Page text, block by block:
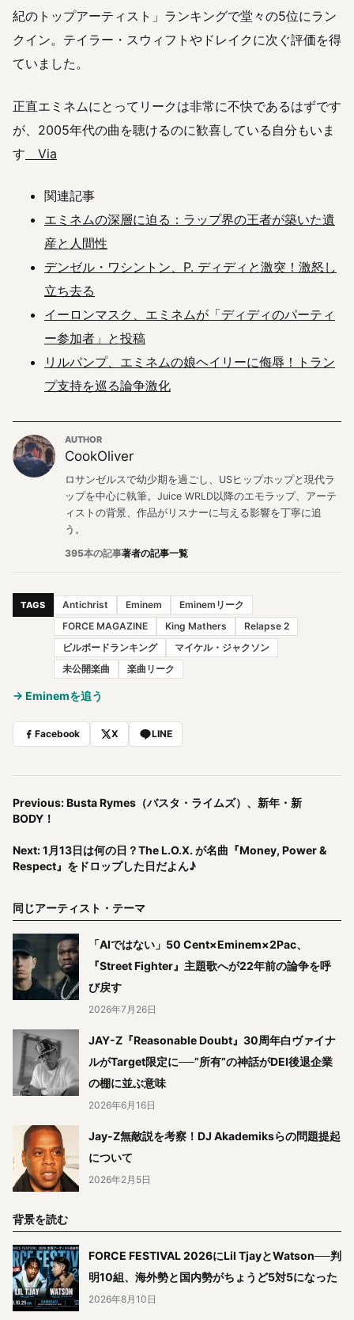
紀のトップアーティスト」ランキングで堂々の5位にラン
クイン。テイラー・スウィフトやドレイクに次ぐ評価を得
ていました。
正直エミネムにとってリークは非常に不快であるはずです
が、2005年代の曲を聴けるのに歓喜している自分もいま
す Via
関連記事
エミネムの深層に迫る：ラップ界の王者が築いた遺
産と人間性
デンゼル・ワシントン、P. ディディと激突！激怒し
立ち去る
イーロンマスク、エミネムが「ディディのパーティ
ー参加者」と投稿
リルパンプ、エミネムの娘ヘイリーに侮辱！トラン
プ支持を巡る論争激化
AUTHOR
CookOliver
ロサンゼルスで幼少期を過ごし、USヒップホップと現代ラ
ップを中心に執筆。Juice WRLD以降のエモラップ、アーテ
ィストの背景、作品がリスナーに与える影響を丁寧に追
う。
395本の記事著者の記事一覧
TAGS Antichrist Eminem
Eminemリーク
FORCE MAGAZINE
King Mathers
Relapse 2
ビルボードランキング
マイケル・ジャクソン
未公開楽曲
楽曲リーク
→ Eminemを追う
Facebook X LINE
Previous: Busta Rymes（バスタ・ライムズ）、新年・新
BODY！
Next: 1月13日は何の日？The L.O.X. が名曲『Money, Power &
Respect』をドロップした日だよん♪
同じアーティスト・テーマ
「AIではない」50 Cent×Eminem×2Pac、
『Street Fighter』主題歌へが22年前の論争を呼
び戻す
2026年7月26日
JAY-Z『Reasonable Doubt』30周年白ヴァイナ
ルがTarget限定に──”所有”の神話がDEI後退企業
の棚に並ぶ意味
2026年6月16日
Jay-Z無敵説を考察！DJ Akademiksらの問題提起
について
2026年2月5日
背景を読む
FORCE FESTIVAL 2026にLil TjayとWatson──判
明10組、海外勢と国内勢がちょうど5対5になった
2026年8月10日